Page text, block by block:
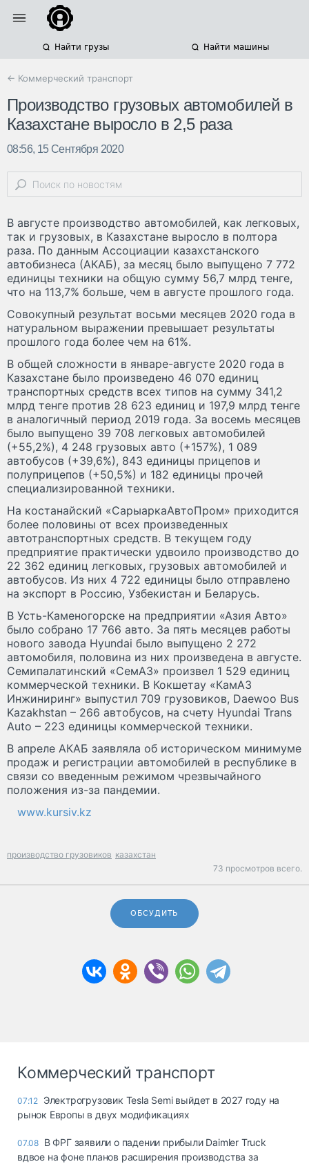
Найти грузы Найти машины
← Коммерческий транспорт
Производство грузовых автомобилей в
Казахстане выросло в 2,5 раза
08:56, 15 Сентября 2020
В августе производство автомобилей, как легковых,
так и грузовых, в Казахстане выросло в полтора
раза. По данным Ассоциации казахстанского
автобизнеса (АКАБ), за месяц было выпущено 7 772
единицы техники на общую сумму 56,7 млрд тенге,
что на 113,7% больше, чем в августе прошлого года.
Совокупный результат восьми месяцев 2020 года в
натуральном выражении превышает результаты
прошлого года более чем на 61%.
В общей сложности в январе-августе 2020 года в
Казахстане было произведено 46 070 единиц
транспортных средств всех типов на сумму 341,2
млрд тенге против 28 623 единиц и 197,9 млрд тенге
в аналогичный период 2019 года. За восемь месяцев
было выпущено 39 708 легковых автомобилей
(+55,2%), 4 248 грузовых авто (+157%), 1 089
автобусов (+39,6%), 843 единицы прицепов и
полуприцепов (+50,5%) и 182 единицы прочей
специализированной техники.
На костанайский «СарыаркаАвтоПром» приходится
более половины от всех произведенных
автотранспортных средств. В текущем году
предприятие практически удвоило производство до
22 362 единиц легковых, грузовых автомобилей и
автобусов. Из них 4 722 единицы было отправлено
на экспорт в Россию, Узбекистан и Беларусь.
В Усть-Каменогорске на предприятии «Азия Авто»
было собрано 17 766 авто. За пять месяцев работы
нового завода Hyundai было выпущено 2 272
автомобиля, половина из них произведена в августе.
Семипалатинский «СемАЗ» произвел 1 529 единиц
коммерческой техники. В Кокшетау «КамАЗ
Инжиниринг» выпустил 709 грузовиков, Daewoo Bus
Kazakhstan – 266 автобусов, на счету Hyundai Trans
Auto – 223 единицы коммерческой техники.
В апреле АКАБ заявляла об историческом минимуме
продаж и регистрации автомобилей в республике в
связи со введенным режимом чрезвычайного
положения из-за пандемии.
www.kursiv.kz
производство грузовиков казахстан
73 просмотров всего.
ОБСУДИТЬ
Коммерческий транспорт
07:12 Электрогрузовик Tesla Semi выйдет в 2027 году на
рынок Европы в двух модификациях
07.08 В ФРГ заявили о падении прибыли Daimler Truck
вдвое на фоне планов расширения производства за